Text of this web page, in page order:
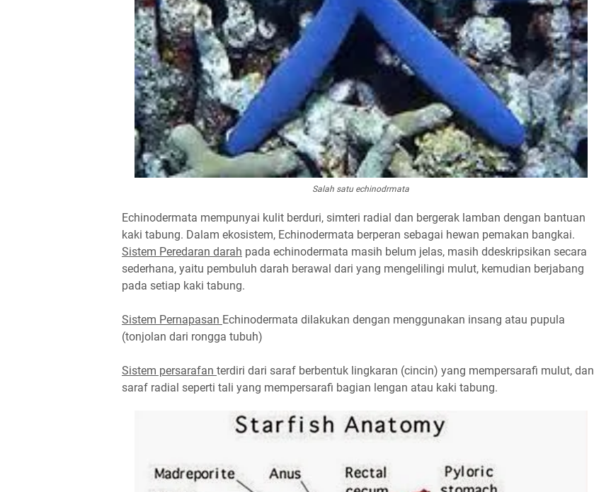
Salah satu echinodrmata
Echinodermata mempunyai kulit berduri, simteri radial dan bergerak lamban dengan bantuan
kaki tabung. Dalam ekosistem, Echinodermata berperan sebagai hewan pemakan bangkai.
Sistem Peredaran darah pada echinodermata masih belum jelas, masih ddeskripsikan secara
sederhana, yaitu pembuluh darah berawal dari yang mengelilingi mulut, kemudian berjabang
pada setiap kaki tabung.
Sistem Pernapasan Echinodermata dilakukan dengan menggunakan insang atau pupula
(tonjolan dari rongga tubuh)
Sistem persarafan terdiri dari saraf berbentuk lingkaran (cincin) yang mempersarafi mulut, dan
saraf radial seperti tali yang mempersarafi bagian lengan atau kaki tabung.